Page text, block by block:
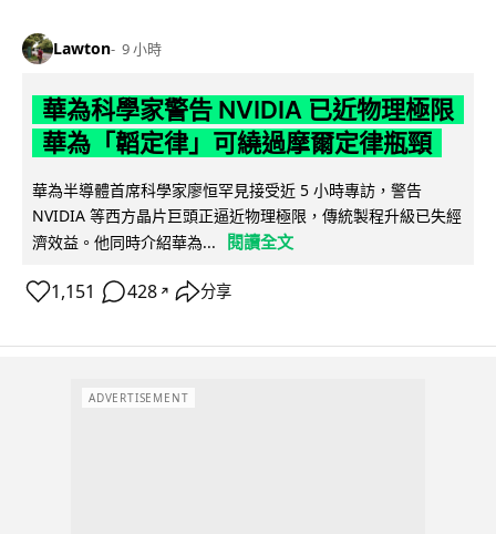
Lawton 9 小時
華為科學家警告 NVIDIA 已近物理極限
華為「韜定律」可繞過摩爾定律瓶頸
華為半導體首席科學家廖恒罕見接受近 5 小時專訪，警告
NVIDIA 等西方晶片巨頭正逼近物理極限，傳統製程升級已失經
濟效益。他同時介紹華為...
閱讀全文
1,151 428 ↗ 分享
ADVERTISEMENT